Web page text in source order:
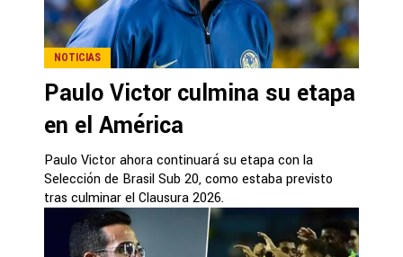
NOTICIAS
Paulo Victor culmina su etapa
en el América
Paulo Victor ahora continuará su etapa con la
Selección de Brasil Sub 20, como estaba previsto
tras culminar el Clausura 2026.